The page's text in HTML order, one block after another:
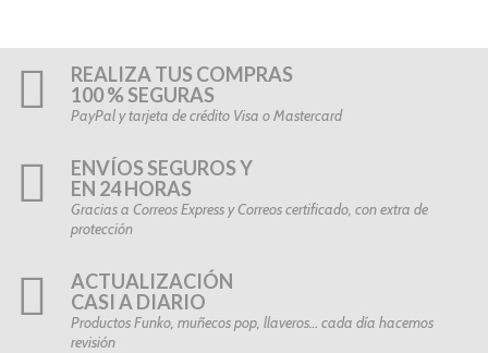
REALIZA TUS COMPRAS
100 % SEGURAS
PayPal y tarjeta de crédito Visa o Mastercard
ENVÍOS SEGUROS Y
EN 24 HORAS
Gracias a Correos Express y Correos certificado, con extra de
protección
ACTUALIZACIÓN
CASI A DIARIO
Productos Funko, muñecos pop, llaveros… cada día hacemos
revisión